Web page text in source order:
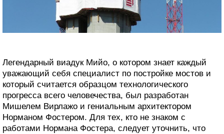
Легендарный виадук Мийо, о котором знает каждый
уважающий себя специалист по постройке мостов и
который считается образцом технологического
прогресса всего человечества, был разработан
Мишелем Вирлажо и гениальным архитектором
Норманом Фостером. Для тех, кто не знаком с
работами Нормана Фостера, следует уточнить, что